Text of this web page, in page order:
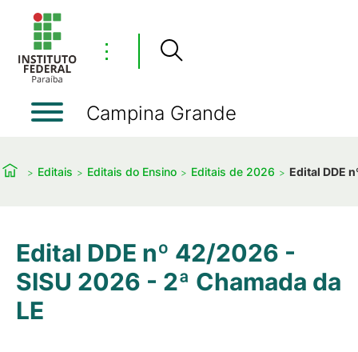
⋮
Campina Grande
Editais Editais do Ensino Editais de 2026 Edital DDE
Edital DDE nº 42/2026 -
SISU 2026 - 2ª Chamada da
LE